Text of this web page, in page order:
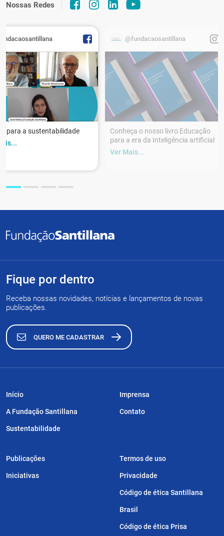
Nossas Redes
para a sustentabilidade
@fundacaosantillana
Conheça o nosso livro Educação
para a era da Inteligência artificial
Ver Mais...
Fique por dentro
Receba nossas novidades, notícias e lançamentos de novas
publicações.
QUERO ME CADASTRAR
Início
A Fundação Santillana
Sustentabilidade
Publicações
Iniciativas
Imprensa
Contato
Termos de uso
Privacidade
Código de ética Santillana
Brasil
Código de ética Prisa